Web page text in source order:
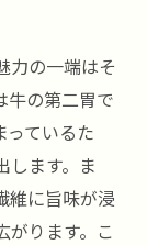
力の一端はそ
牛の第二胃で
っているた
します。ま
維に旨味が浸
がります。こ